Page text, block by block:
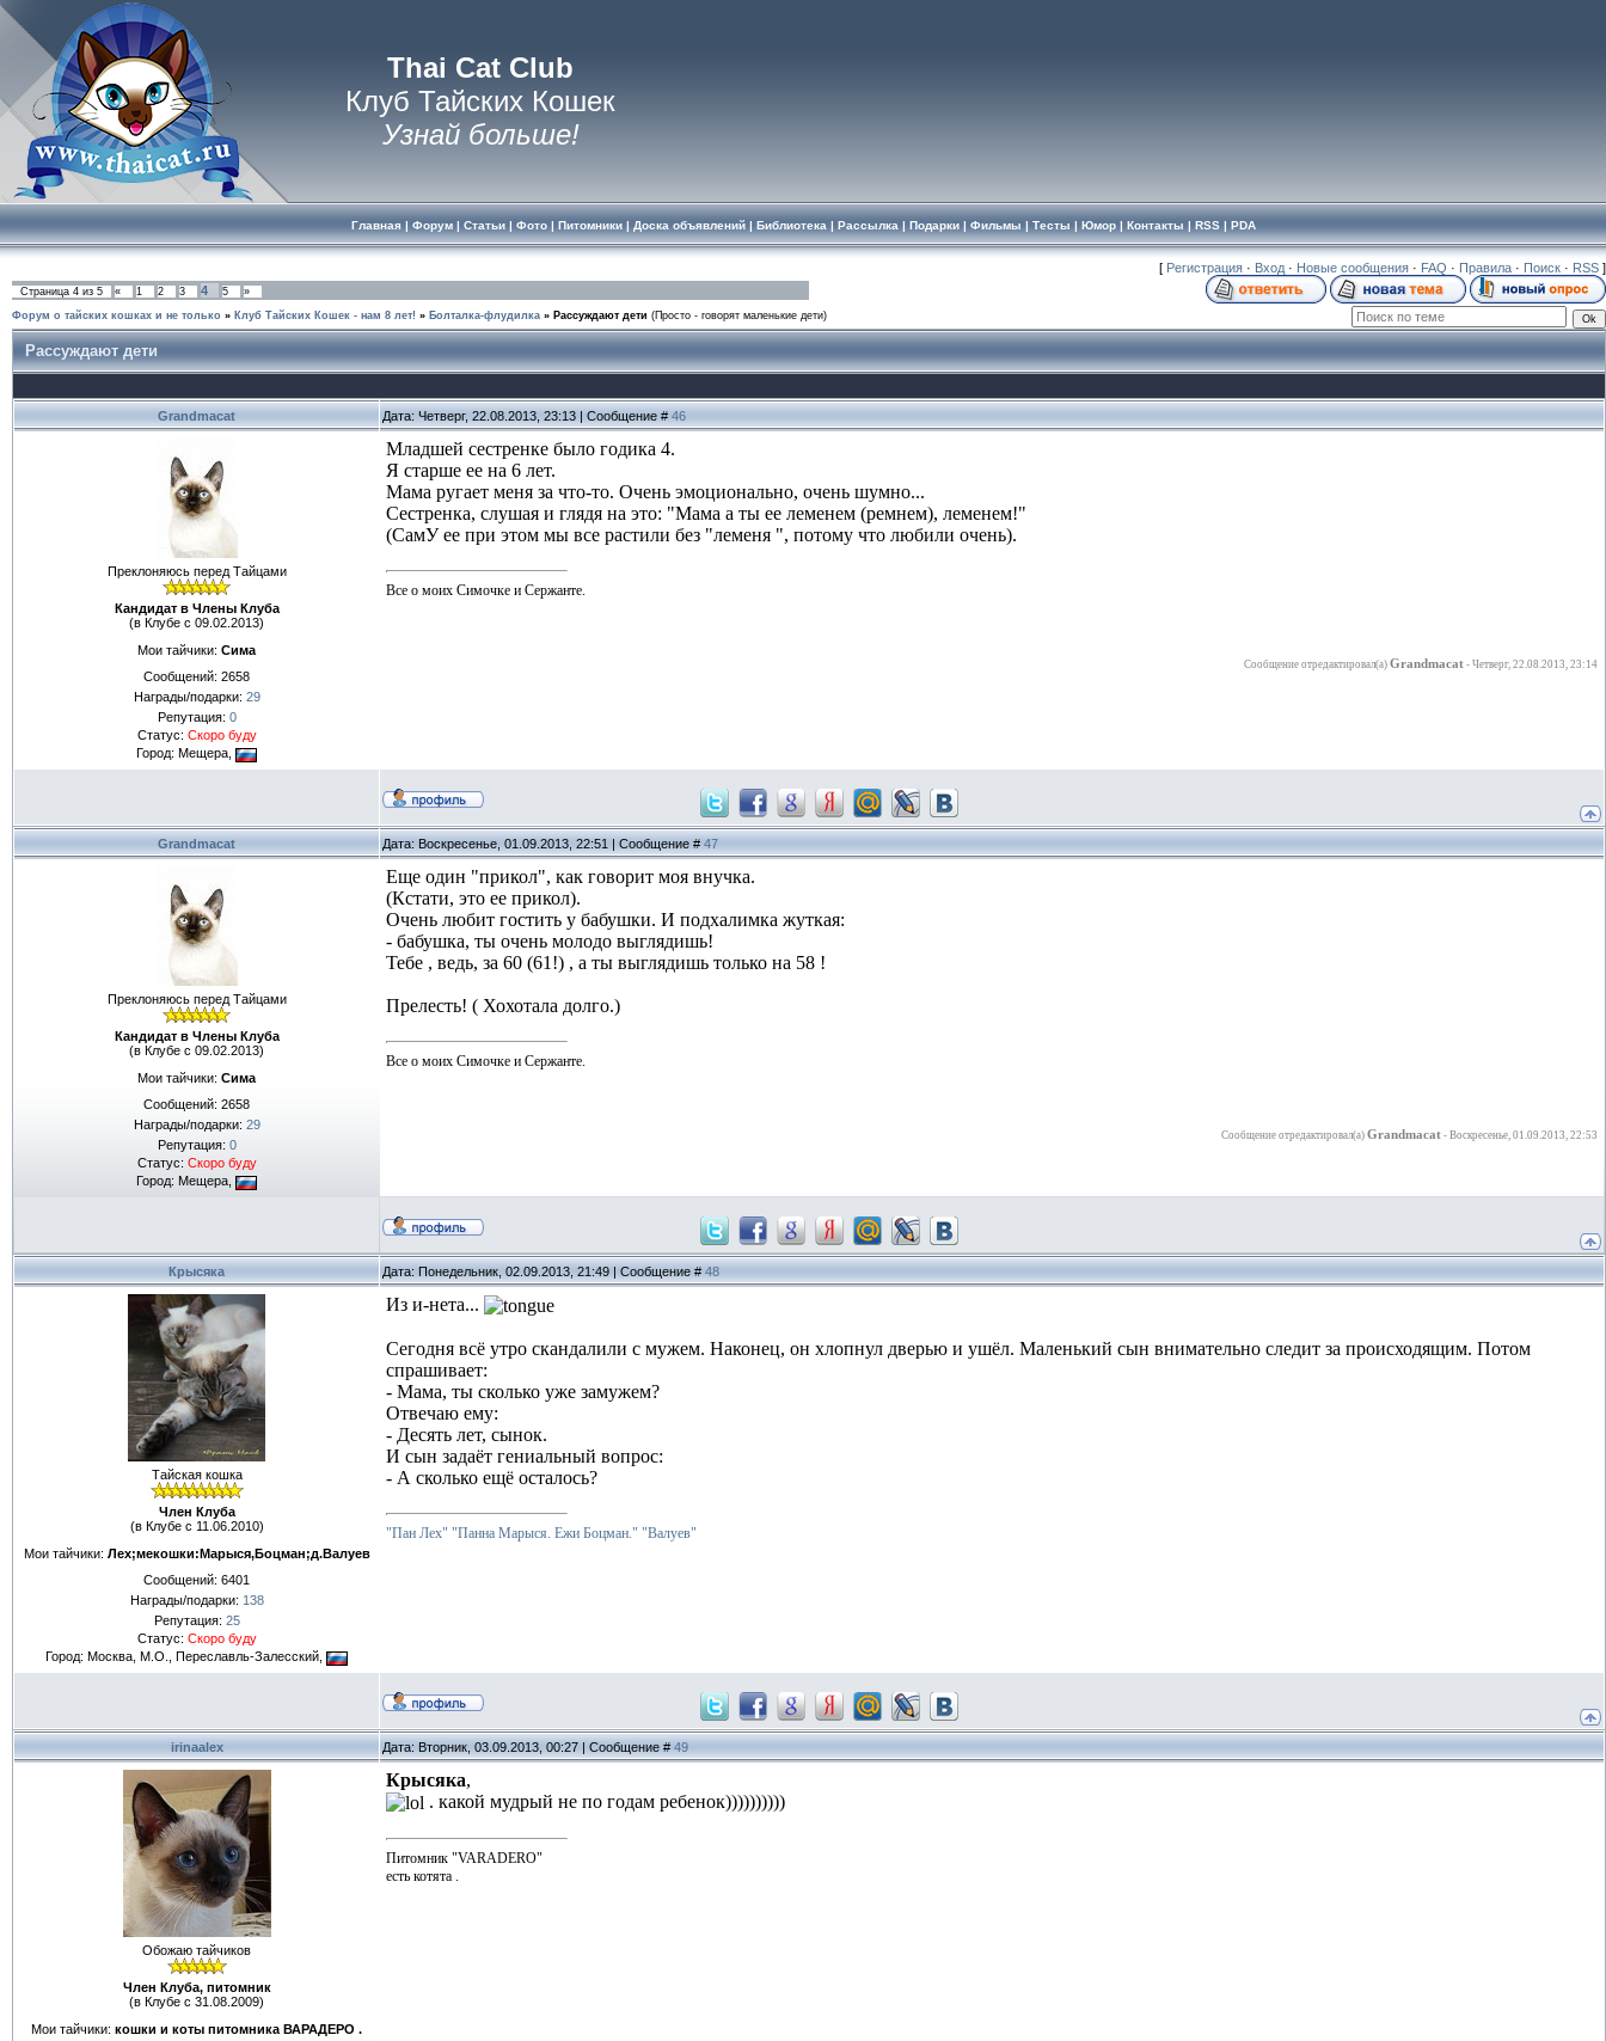
Thai Cat Club
Клуб Тайских Кошек
Узнай больше!
Главная| Форум| Статьи| Фото| Питомники| Доска объявлений| Библиотека | Рассылка | Подарки| Фильмы | Тесты | Юмор| Контакты | RSS| PDA
[ Регистрация · Вход · Новые сообщения · FAQ · Правила · Поиск · RSS ]
Страница 4 из 5 « 1 2 3 4 5
»
Форум о тайских кошках и не только » Клуб Тайских Кошек - нам 8 лет! » Болталка-флудилка » Рассуждают дети (Просто - говорят маленькие дети)
Рассуждают дети
Grandmacat Дата: Четверг, 22.08.2013, 23:13 | Сообщение # 46
Преклоняюсь перед Тайцами
Кандидат в Члены Клуба
(в Клубе с 09.02.2013)
Мои тайчики: Сима
Сообщений: 2658
Награды/подарки: 29
Репутация: 0
Статус: Скоро буду
Город: Мещера,
Младшей сестренке было годика 4.
Я старше ее на 6 лет.
Мама ругает меня за что-то. Очень эмоционально, очень шумно...
Сестренка, слушая и глядя на это: "Мама а ты ее леменем (ремнем), леменем!"
(СамУ ее при этом мы все растили без "леменя ", потому что любили очень).
Все о моих Симочке и Сержанте.
Сообщение отредактировал(а) Grandmacat - Четверг, 22.08.2013, 23:14
Grandmacat Дата: Воскресенье, 01.09.2013, 22:51 | Сообщение # 47
Преклоняюсь перед Тайцами
Кандидат в Члены Клуба
(в Клубе с 09.02.2013)
Мои тайчики: Сима
Сообщений: 2658
Награды/подарки: 29
Репутация: 0
Статус: Скоро буду
Город: Мещера,
Еще один "прикол", как говорит моя внучка.
(Кстати, это ее прикол).
Очень любит гостить у бабушки. И подхалимка жуткая:
- бабушка, ты очень молодо выглядишь!
Тебе , ведь, за 60 (61!) , а ты выглядишь только на 58 !
Прелесть! ( Хохотала долго.)
Все о моих Симочке и Сержанте.
Сообщение отредактировал(а) Grandmacat - Воскресенье, 01.09.2013, 22:53
Крысяка Дата: Понедельник, 02.09.2013, 21:49 | Сообщение # 48
Тайская кошка
Член Клуба
(в Клубе с 11.06.2010)
Мои тайчики: Лех;мекошки:Марыся,Боцман;д.Валуев
Сообщений: 6401
Награды/подарки: 138
Репутация: 25
Статус: Скоро буду
Город: Москва, М.О., Переславль-Залесский,
Из и-нета...
Сегодня всё утро скандалили с мужем. Наконец, он хлопнул дверью и ушёл. Маленький сын внимательно следит за происходящим. Потом
спрашивает:
- Мама, ты сколько уже замужем?
Отвечаю ему:
- Десять лет, сынок.
И сын задаёт гениальный вопрос:
- А сколько ещё осталось?
"Пан Лех" "Панна Марыся. Ежи Боцман." "Валуев"
irinaalex Дата: Вторник, 03.09.2013, 00:27 | Сообщение # 49
Обожаю тайчиков
Член Клуба, питомник
(в Клубе с 31.08.2009)
Мои тайчики: кошки и коты питомника ВАРАДЕРО .
Крысяка,
. какой мудрый не по годам ребенок))))))))))
Питомник "VARADERO"
есть котята .